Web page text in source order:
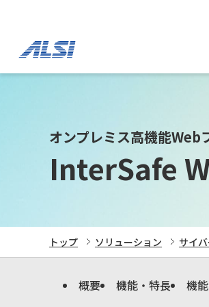
オンプレミス高機能Web
InterSafe
トップ ソリューション サイ
概要 機能・特長 機